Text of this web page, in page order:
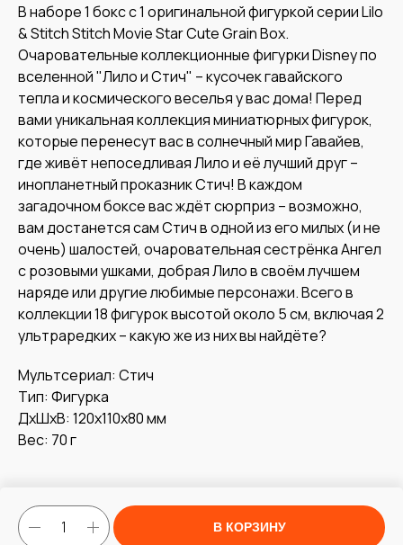
В КОРЗИНУ
В наборе 1 бокс с 1 оригинальной фигуркой серии Lilo
& Stitch Stitch Movie Star Cute Grain Box.
Очаровательные коллекционные фигурки Disney по
вселенной "Лило и Стич" – кусочек гавайского
тепла и космического веселья у вас дома! Перед
вами уникальная коллекция миниатюрных фигурок,
которые перенесут вас в солнечный мир Гавайев,
где живёт непоседливая Лило и её лучший друг –
инопланетный проказник Стич! В каждом
загадочном боксе вас ждёт сюрприз – возможно,
вам достанется сам Стич в одной из его милых (и не
очень) шалостей, очаровательная сестрёнка Ангел
с розовыми ушками, добрая Лило в своём лучшем
наряде или другие любимые персонажи. Всего в
коллекции 18 фигурок высотой около 5 см, включая 2
ультраредких – какую же из них вы найдёте?
Мультсериал: Стич
Тип: Фигурка
ДxШxВ: 120x110x80 мм
Вес: 70 г
Tilda